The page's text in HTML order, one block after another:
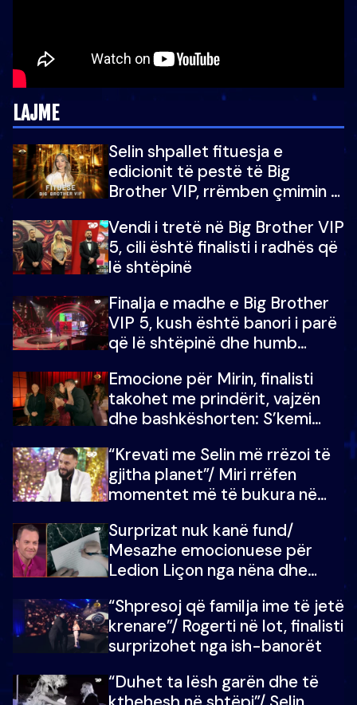
LAJME
Selin shpallet fituesja e
edicionit të pestë të Big
Brother VIP, rrëmben çmimin e
Vendi i tretë në Big Brother VIP
5, cili është finalisti i radhës që
lë shtëpinë
Finalja e madhe e Big Brother
VIP 5, kush është banori i parë
që lë shtëpinë dhe humb
çmimin e madh
Emocione për Mirin, finalisti
takohet me prindërit, vajzën
dhe bashkëshorten: S’kemi
“Krevati me Selin më rrëzoi të
gjitha planet”/ Miri rrëfen
momentet më të bukura në
mungojë zilja e mëngjesit kur…
Surprizat nuk kanë fund/
Mesazhe emocionuese për
Ledion Liçon nga nëna dhe
mban dot lotët: Nuk meritoj…
“Shpresoj që familja ime të jetë
krenare”/ Rogerti në lot, finalisti
surprizohet nga ish-banorët
“Duhet ta lësh garën dhe të